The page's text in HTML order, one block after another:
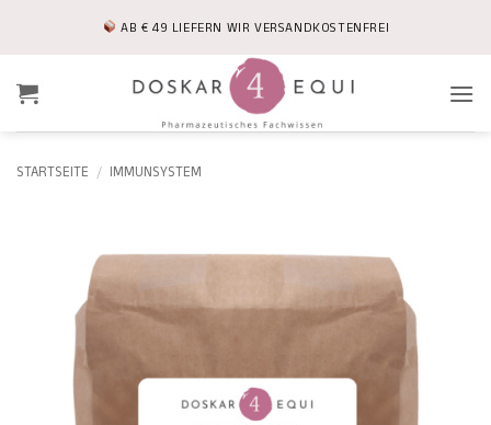
AB € 49 LIEFERN WIR VERSANDKOSTENFREI
STARTSEITE / IMMUNSYSTEM